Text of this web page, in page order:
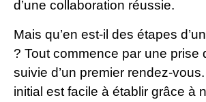
d’une collaboration réussie.
Mais qu’en est-il des étapes
? Tout commence par une prise
suivie d’un premier rendez-
initial est facile à établir grâce à